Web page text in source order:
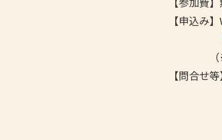
【申込み
（※定員
【問合せ
〒541-
TEL：